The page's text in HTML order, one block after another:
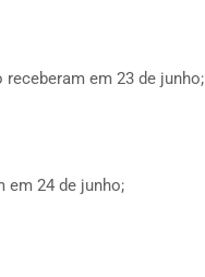
em 23 de junho;
em 24 de junho;